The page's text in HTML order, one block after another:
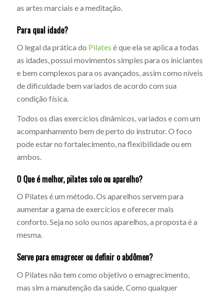
as artes marciais e a meditação.
Para qual idade?
O legal da prática do Pilates é que ela se aplica a todas
as idades, possui movimentos simples para os iniciantes
e bem complexos para os avançados, assim como níveis
de dificuldade bem variados de acordo com sua
condição física.
Todos os dias exercícios dinâmicos, variados e com um
acompanhamento bem de perto do instrutor. O foco
pode estar no fortalecimento, na flexibilidade ou em
ambos.
O Que é melhor, pilates solo ou aparelho?
O Pilates é um método. Os aparelhos servem para
aumentar a gama de exercícios e oferecer mais
conforto. Seja no solo ou nos aparelhos, a proposta é a
mesma.
Serve para emagrecer ou definir o abdômen?
O Pilates não tem como objetivo o emagrecimento,
mas sim a manutenção da saúde. Como qualquer